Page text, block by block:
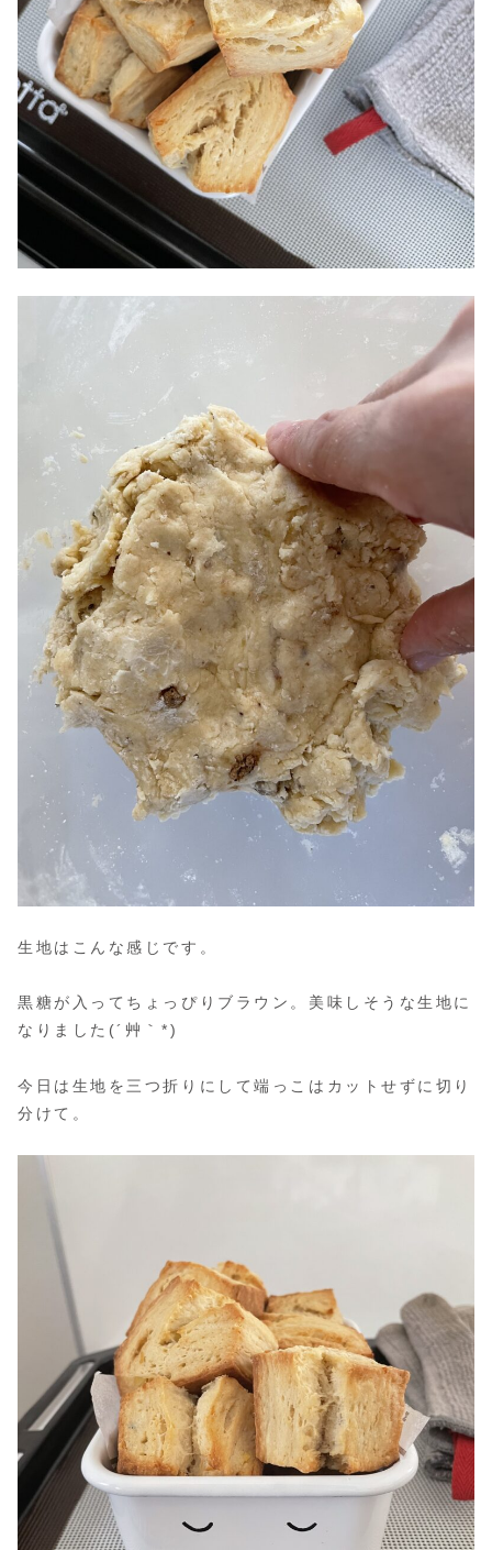
生地はこんな感じです。
黒糖が入ってちょっぴりブラウン。美味しそうな生地に
なりました(´艸｀*)
今日は生地を三つ折りにして端っこはカットせずに切り
分けて。